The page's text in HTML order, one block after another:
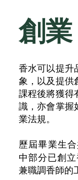
​創業
香水可以提升
象，以及提供
課程後將獲得
識，亦會掌握
業法規。
歷屆畢業生
中部分已創
兼職調香師的